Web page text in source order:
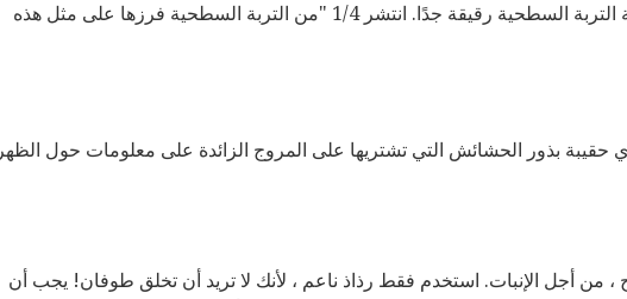
الضحلة التي تظهر على العشب ، قد تكون طبقة التربة السطحية رقيقة جدًا. انتشر 1/4 "من التربة السطحية فرزها على مثل هذه
بذور الحشائش التي تشتريها على المروج الزائدة على معلومات حول الظهر
أجل الإنبات. استخدم فقط رذاذ ناعم ، لأنك لا تريد أن تخلق طوفان! يجب أن